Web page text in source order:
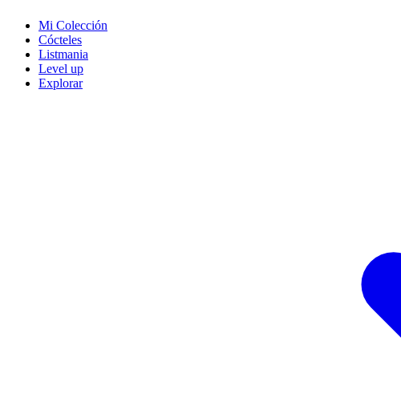
Mi Colección
Cócteles
Listmania
Level up
Explorar